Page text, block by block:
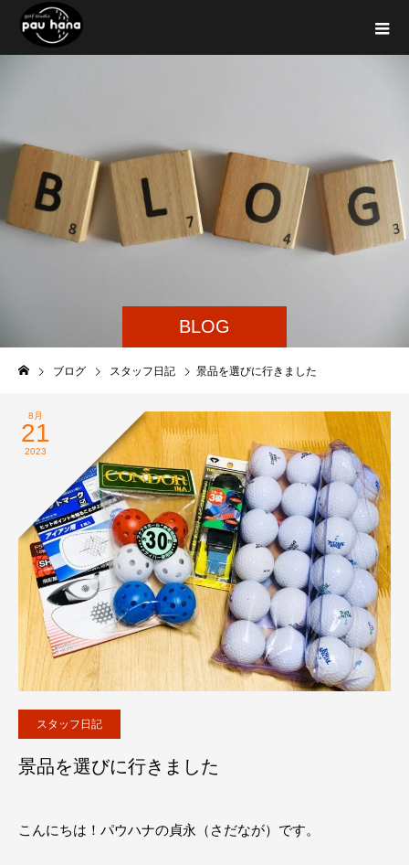
BLOG
ブログ スタッフ日記 景品を選びに行きました
8月
21
2023
スタッフ日記
景品を選びに行きました
こんにちは！パウハナの貞永（さだなが）です。